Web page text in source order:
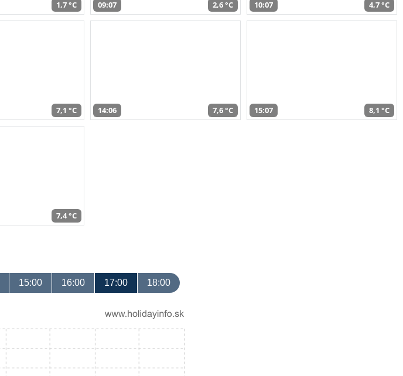
1,7 °C 09:07 2,6 °C 10:07 4,7 °C
7,1 °C 14:06 7,6 °C 15:07 8,1 °C
7,4 °C
15:00 16:00 17:00 18:00